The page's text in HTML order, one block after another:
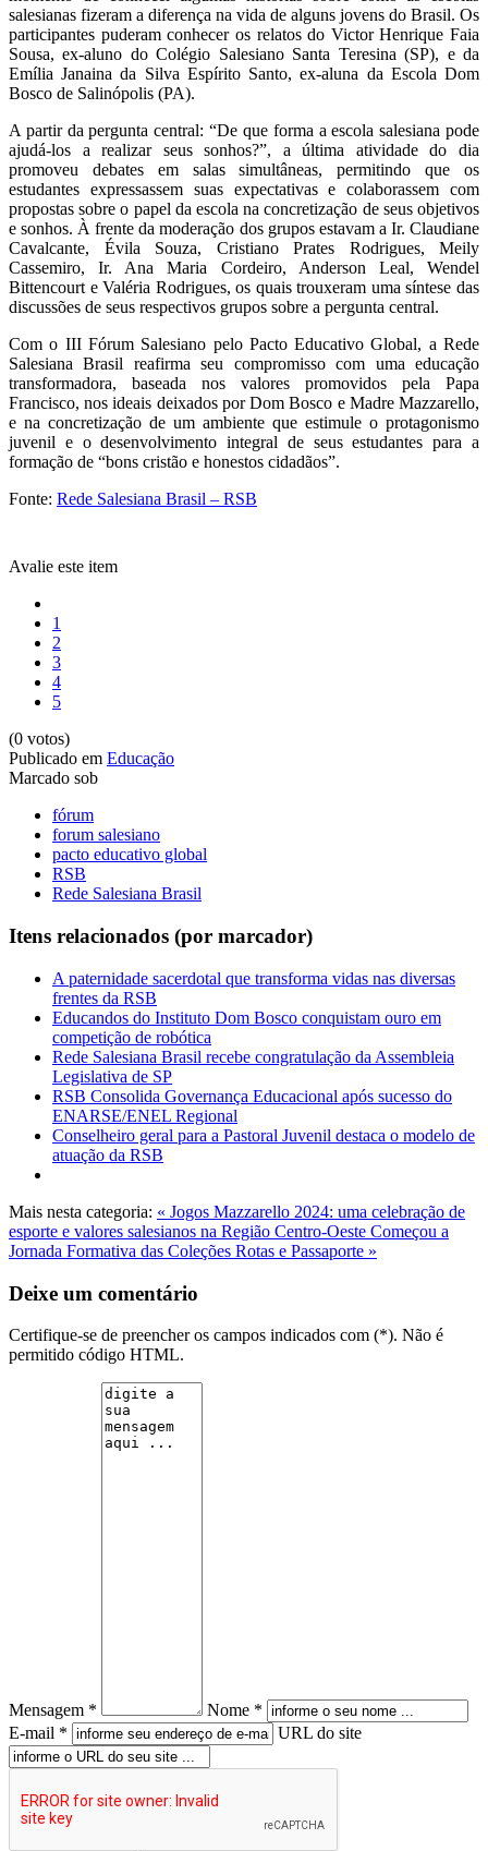
salesianas fizeram a diferença na vida de alguns jovens do Brasil. Os
participantes puderam conhecer os relatos do Victor Henrique Faia
Sousa, ex-aluno do Colégio Salesiano Santa Teresina (SP), e da
Emília Janaina da Silva Espírito Santo, ex-aluna da Escola Dom
Bosco de Salinópolis (PA).
A partir da pergunta central: “De que forma a escola salesiana pode
ajudá-los a realizar seus sonhos?”, a última atividade do dia
promoveu debates em salas simultâneas, permitindo que os
estudantes expressassem suas expectativas e colaborassem com
propostas sobre o papel da escola na concretização de seus objetivos
e sonhos. À frente da moderação dos grupos estavam a Ir. Claudiane
Cavalcante, Évila Souza, Cristiano Prates Rodrigues, Meily
Cassemiro, Ir. Ana Maria Cordeiro, Anderson Leal, Wendel
Bittencourt e Valéria Rodrigues, os quais trouxeram uma síntese das
discussões de seus respectivos grupos sobre a pergunta central.
Com o III Fórum Salesiano pelo Pacto Educativo Global, a Rede
Salesiana Brasil reafirma seu compromisso com uma educação
transformadora, baseada nos valores promovidos pela Papa
Francisco, nos ideais deixados por Dom Bosco e Madre Mazzarello,
e na concretização de um ambiente que estimule o protagonismo
juvenil e o desenvolvimento integral de seus estudantes para a
formação de “bons cristão e honestos cidadãos”.
Fonte: Rede Salesiana Brasil – RSB
Avalie este item
1
2
3
4
5
(0 votos)
Publicado em Educação
Marcado sob
fórum
forum salesiano
pacto educativo global
RSB
Rede Salesiana Brasil
Itens relacionados (por marcador)
A paternidade sacerdotal que transforma vidas nas diversas
frentes da RSB
Educandos do Instituto Dom Bosco conquistam ouro em
competição de robótica
Rede Salesiana Brasil recebe congratulação da Assembleia
Legislativa de SP
RSB Consolida Governança Educacional após sucesso do
ENARSE/ENEL Regional
Conselheiro geral para a Pastoral Juvenil destaca o modelo de
atuação da RSB
Mais nesta categoria: « Jogos Mazzarello 2024: uma celebração de
esporte e valores salesianos na Região Centro-Oeste Começou a
Jornada Formativa das Coleções Rotas e Passaporte »
Deixe um comentário
Certifique-se de preencher os campos indicados com (*). Não é
permitido código HTML.
Mensagem *
Nome *
E-mail *
URL do site